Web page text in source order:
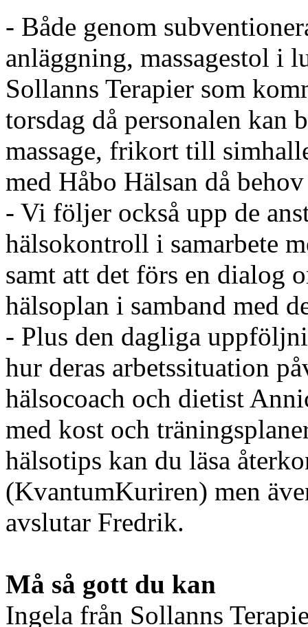
- Både genom
anläggning, massagestol i
Sollanns Terapier som
torsdag då personalen kan
massage, frikort till
med Håbo Hälsan då
- Vi följer också upp de
hälsokontroll i samarbete
samt att det förs en dialog
hälsoplan i samband med
- Plus den dagliga
hur deras arbetssituation
hälsocoach och dietist
med kost och
hälsotips kan du läsa
(KvantumKuriren) men
avslutar Fredrik.
Må så gott du kan
Ingela från Sollanns